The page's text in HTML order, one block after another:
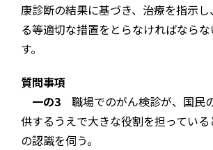
康診断の結果に基づき、治療を指示
る等適切な措置をとらなければなら
す。
質問事項
一の3 職場でのがん検診が、国民
供するうえで大きな役割を担ってい
の認識を伺う。